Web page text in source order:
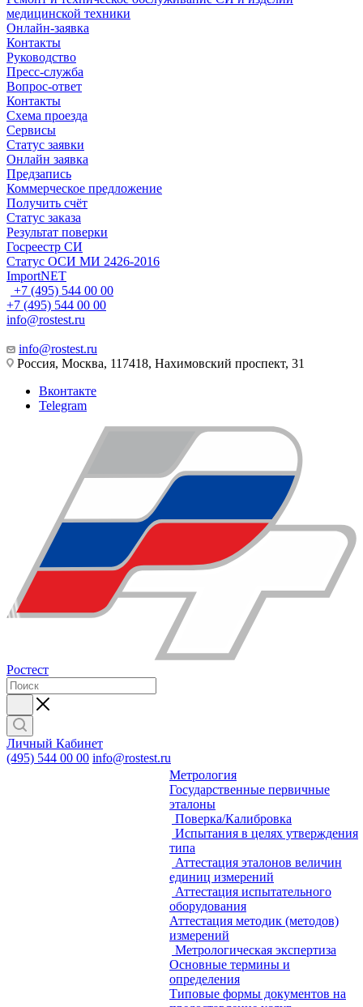
медицинской техники
Онлайн-заявка
Контакты
Руководство
Пресс-служба
Вопрос-ответ
Контакты
Схема проезда
Сервисы
Статус заявки
Онлайн заявка
Предзапись
Коммерческое предложение
Получить счёт
Статус заказа
Результат поверки
Госреестр СИ
Статус ОСИ МИ 2426-2016
ImportNET
+7 (495) 544 00 00
+7 (495) 544 00 00
info@rostest.ru
info@rostest.ru
Россия, Москва, 117418, Нахимовский проспект, 31
Вконтакте
Telegram
Ростест
Личный Кабинет
(495) 544 00 00 info@rostest.ru
Метрология
Государственные первичные
эталоны
Поверка/Калибровка
Испытания в целях утверждения
типа
Аттестация эталонов величин
единиц измерений
Аттестация испытательного
оборудования
Аттестация методик (методов)
измерений
Метрологическая экспертиза
Основные термины и
определения
Типовые формы документов на